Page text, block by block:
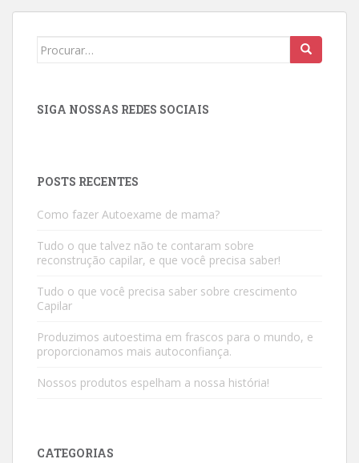
Search
SIGA NOSSAS REDES SOCIAIS
POSTS RECENTES
Como fazer Autoexame de mama?
Tudo o que talvez não te contaram sobre
reconstrução capilar, e que você precisa saber!
Tudo o que você precisa saber sobre crescimento
Capilar
Produzimos autoestima em frascos para o mundo, e
proporcionamos mais autoconfiança.
Nossos produtos espelham a nossa história!
CATEGORIAS